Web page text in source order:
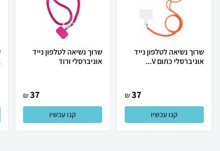
שרוך נשיאה לטלפון נייד
אוניברסלי כתום V...
37
₪
קנו עכשיו
שרוך נשיאה לטלפון נייד
אוניברסלי ורוד
37
₪
קנו עכשיו